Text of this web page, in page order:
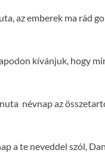
az emberek ma rád
kívánjuk, hogy
névnap az
a te neveddel szól,